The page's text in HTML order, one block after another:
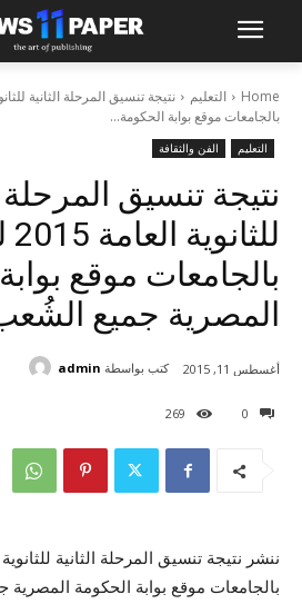
Home التعليم
بالجامعات موقع بوابة الحكومة...
التعليم الفن والثقافة
نتيجة تنسيق المرحلة
بالجامعات موقع
المصرية جميع
0
269
أغسطس 11, 2015 كتب بواسطة admin
بالجامعات موقع بوابة الحكومة